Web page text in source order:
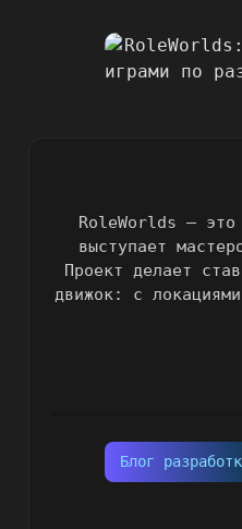
RoleWorlds — это
выступает
Проект делает
движок: с
Блог